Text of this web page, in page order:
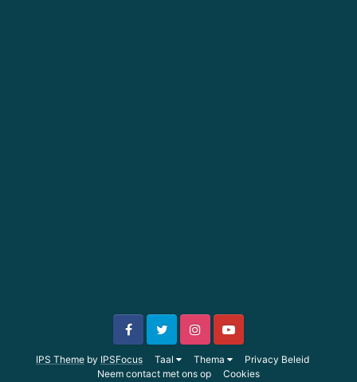
IPS Theme by IPSFocus Taal Thema
Privacy Beleid
Neem contact met ons op
Cookies